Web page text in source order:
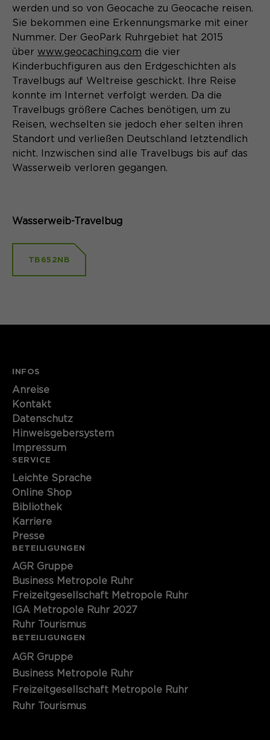
werden und so von Geocache zu Geocache reisen.
Sie bekommen eine Erkennungsmarke mit einer
Nummer. Der GeoPark Ruhrgebiet hat 2015
über www.geocaching.com die vier
Kinderbuchfiguren aus den Erdgeschichten als
Travelbugs auf Weltreise geschickt. Ihre Reise
konnte im Internet verfolgt werden. Da die
Travelbugs größere Caches benötigen, um zu
Reisen, wechselten sie jedoch eher selten ihren
Standort und verließen Deutschland letztendlich
nicht. Inzwischen sind alle Travelbugs bis auf das
Wasserweib verloren gegangen.
Wasserweib-Travelbug
TB652NB
INFOS
Anreise
Kontakt
Datenschutz
Hinweisgebersystem
Impressum
SERVICE
Leichte Sprache
Online Shop
Bibliothek
Karriere
Presse
BETEILIGUNGEN
AGR Gruppe
Business Metropole Ruhr
Freizeitgesellschaft Metropole Ruhr
IGA Metropole Ruhr 2027
Ruhr Tourismus
BETEILIGUNGEN
AGR Gruppe
Business Metropole Ruhr
Freizeitgesellschaft Metropole Ruhr
Ruhr Tourismus